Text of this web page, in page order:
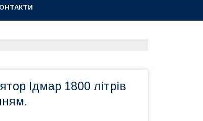
Ідмар 1800 літрів